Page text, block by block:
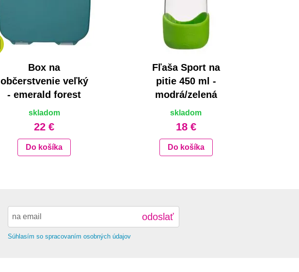
Box na
občerstvenie veľký
- emerald forest
skladom
22 €
Do košíka
Fľaša Sport na
pitie 450 ml -
modrá/zelená
skladom
18 €
Do košíka
odoslať
Súhlasím so spracovaním osobných údajov